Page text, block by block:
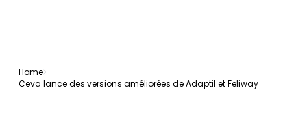
Home
Ceva lance des versions améliorées de Adaptil et Feliway